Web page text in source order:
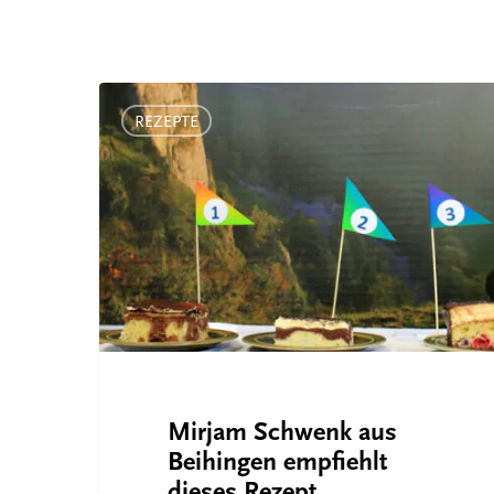
Mirjam
Schwenk
aus
Beihingen
empfiehlt
dieses
Rezept
REZEPTE
Mirjam Schwenk aus
Beihingen empfiehlt